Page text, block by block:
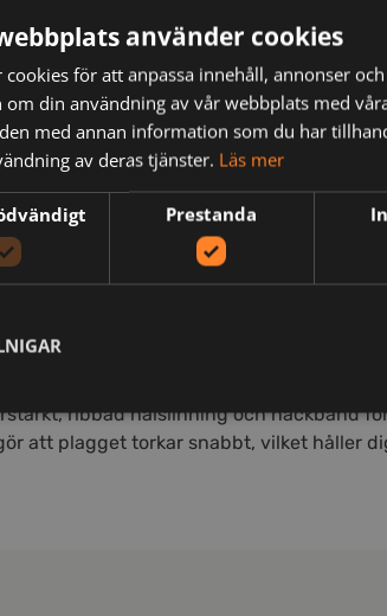
ribbad halslinning och nackband
att plagget torkar snabbt, vilket håller
använder cookies
cookies för att anpassa innehåll, annonser
din användning av vår webbplats med
med annan information som du har
av deras tjänster. Läs mer
Prestanda